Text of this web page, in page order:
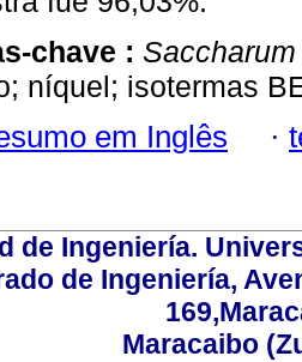
chave :
níquel; isotermas
em Inglês ·
de Ingeniería.
de Ingeniería,
Maracaibo